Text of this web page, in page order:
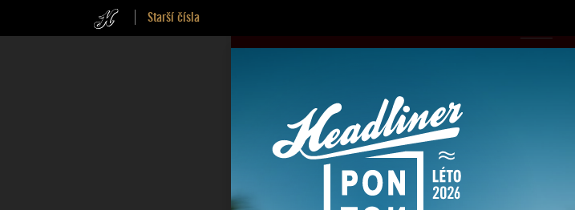
Starší čísla